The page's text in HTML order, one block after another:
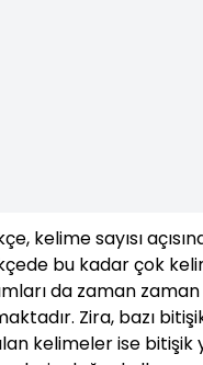
kelime sayısı
bu kadar çok
da zaman
Zira, bazı
kelimeler ise bitişik